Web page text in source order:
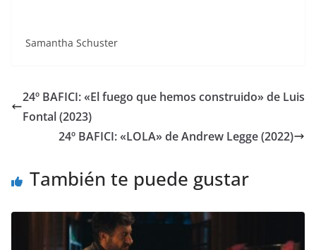
Samantha Schuster
24º BAFICI: «El fuego que hemos construido» de Luis
Fontal (2023)
24º BAFICI: «LOLA» de Andrew Legge (2022)
También te puede gustar